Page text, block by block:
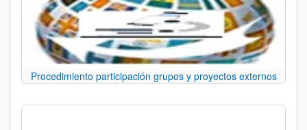
Procedimiento participación grupos y proyectos externos